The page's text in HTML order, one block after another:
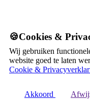
🍪Cookies &
Wij gebruiken
website goed te laten
Cookie &
Akkoord